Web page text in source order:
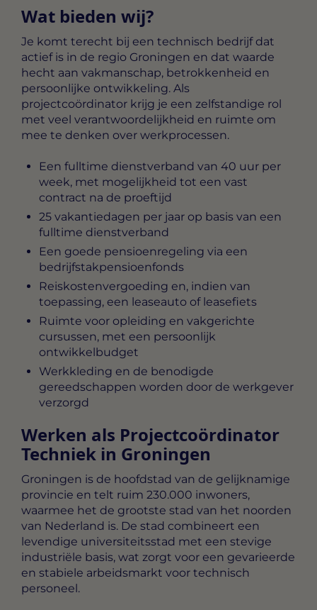
Wat bieden wij?
Je komt terecht bij een technisch bedrijf dat
actief is in de regio Groningen en dat waarde
hecht aan vakmanschap, betrokkenheid en
persoonlijke ontwikkeling. Als
projectcoördinator krijg je een zelfstandige rol
met veel verantwoordelijkheid en ruimte om
mee te denken over werkprocessen.
Een fulltime dienstverband van 40 uur per
week, met mogelijkheid tot een vast
contract na de proeftijd
25 vakantiedagen per jaar op basis van een
fulltime dienstverband
Een goede pensioenregeling via een
bedrijfstakpensioenfonds
Reiskostenvergoeding en, indien van
toepassing, een leaseauto of leasefiets
Ruimte voor opleiding en vakgerichte
cursussen, met een persoonlijk
ontwikkelbudget
Werkkleding en de benodigde
gereedschappen worden door de werkgever
verzorgd
Werken als Projectcoördinator
Techniek in Groningen
Groningen is de hoofdstad van de gelijknamige
provincie en telt ruim 230.000 inwoners,
waarmee het de grootste stad van het noorden
van Nederland is. De stad combineert een
levendige universiteitsstad met een stevige
industriële basis, wat zorgt voor een gevarieerde
en stabiele arbeidsmarkt voor technisch
personeel.